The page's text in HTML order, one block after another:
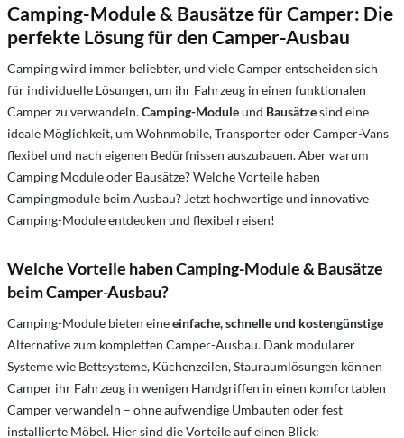
Camping-Module & Bausätze für Camper: Die
perfekte Lösung für den Camper-Ausbau
Camping wird immer beliebter, und viele Camper entscheiden sich
für individuelle Lösungen, um ihr Fahrzeug in einen funktionalen
Camper zu verwandeln.Camping-Moduleund Bausätzesind eine
ideale Möglichkeit, um Wohnmobile, Transporter oder Camper-Vans
flexibel und nach eigenen Bedürfnissen auszubauen. Aber warum
Camping Module oder Bausätze? Welche Vorteile haben
Campingmodule beim Ausbau? Jetzt hochwertige und innovative
Camping-Module entdecken und flexibel reisen!
Welche Vorteile haben Camping-Module & Bausätze
beim Camper-Ausbau?
Camping-Module bieten eineeinfache, schnelle und kostengünstige
Alternative zum kompletten Camper-Ausbau. Dank modularer
Systeme wie Bettsysteme, Küchenzeilen, Stauraumlösungen können
Camper ihr Fahrzeug in wenigen Handgriffen in einen komfortablen
Camper verwandeln – ohne aufwendige Umbauten oder fest
installierte Möbel. Hier sind die Vorteile auf einen Blick: